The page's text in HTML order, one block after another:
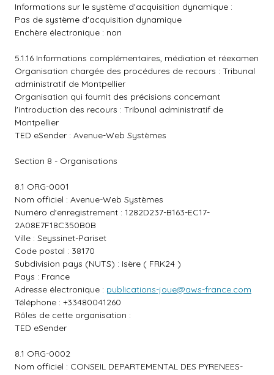
Informations sur le système d'acquisition dynamique :
Pas de système d'acquisition dynamique
Enchère électronique : non
5.1.16 Informations complémentaires, médiation et réexamen
Organisation chargée des procédures de recours : Tribunal
administratif de Montpellier
Organisation qui fournit des précisions concernant
l'introduction des recours : Tribunal administratif de
Montpellier
TED eSender : Avenue-Web Systèmes
Section 8 - Organisations
8.1 ORG-0001
Nom officiel : Avenue-Web Systèmes
Numéro d'enregistrement : 1282D237-B163-EC17-
2A08E7F18C350B0B
Ville : Seyssinet-Pariset
Code postal : 38170
Subdivision pays (NUTS) : Isère ( FRK24 )
Pays : France
Adresse électronique : publications-joue@aws-france.com
Téléphone : +33480041260
Rôles de cette organisation :
TED eSender
8.1 ORG-0002
Nom officiel : CONSEIL DEPARTEMENTAL DES PYRENEES-